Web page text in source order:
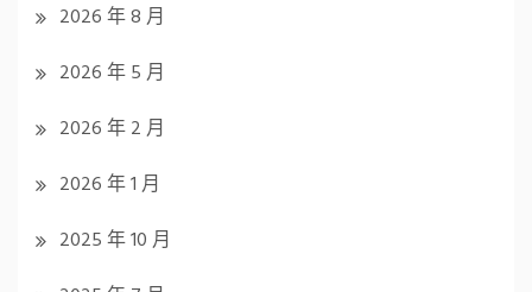
2026 年 8 月
2026 年 5 月
2026 年 2 月
2026 年 1 月
2025 年 10 月